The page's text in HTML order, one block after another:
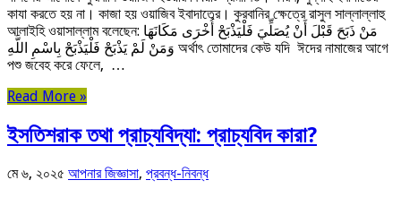
কাযা করতে হয় না। কাজা হয় ওয়াজিব ইবাদাতের। কুরবানির ক্ষেত্রে রাসুল সাল্লাল্লাহু
আলাইহি ওয়াসাল্লাম বলেছেন: مَنْ ذَبَحَ قَبْلَ أَنْ يُصَلِّيَ فَلْيَذْبَحْ أُخْرَى مَكَانَهَا
وَمَنْ لَمْ يَذْبَحْ فَلْيَذْبَحْ بِاسْمِ اللَّهِ অর্থাৎ তোমাদের কেউ যদি ঈদের নামাজের আগে
পশু জবেহ করে ফেলে, …
Read More »
ইসতিশরাক তথা প্রাচ্যবিদ্যা: প্রাচ্যবিদ কারা?
মে ৬, ২০২৫ আপনার জিজ্ঞাসা, প্রবন্ধ-নিবন্ধ